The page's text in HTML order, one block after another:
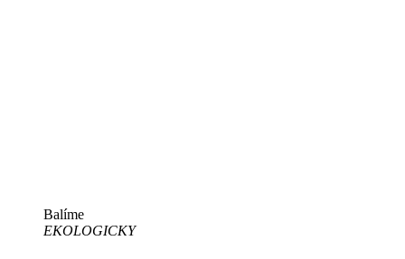
Balíme
EKOLOGICKY